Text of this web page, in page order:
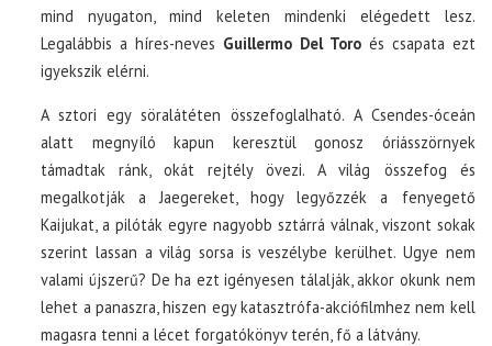
mind nyugaton, mind keleten mindenki elégedett lesz.
Legalábbis a híres-neves Guillermo Del Toroés csapata ezt
igyekszik elérni.
A sztori egy söralátéten összefoglalható. A Csendes-óceán
alatt megnyíló kapun keresztül gonosz óriásszörnyek
támadtak ránk, okát rejtély övezi. A világ összefog és
megalkotják a Jaegereket, hogy legyőzzék a fenyegető
Kaijukat, a pilóták egyre nagyobb sztárrá válnak, viszont sokak
szerint lassan a világ sorsa is veszélybe kerülhet. Ugye nem
valami újszerű? De ha ezt igényesen tálalják, akkor okunk nem
lehet a panaszra, hiszen egy katasztrófa-akciófilmhez nem kell
magasra tenni a lécet forgatókönyv terén, fő a látvány.